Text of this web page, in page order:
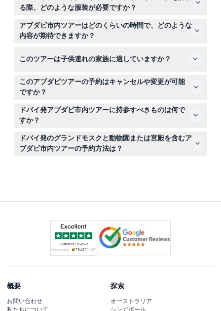
ード・グランドモスク訪問、カスル・アル・ワタンまたは
エミレーツ・パーク・ズーのいずれかの入場、アブダビコ
ーニッシュ沿いの景色の良いドライブと写真撮影停車、ヘ
リテージビレッジの訪問、そして昼食休憩（昼食は含まれ
る際、どのような服装が必要ですか？
服装は控えめであることが必須です。女性は長袖、長ズボ
ンまたはスカート、ヘッドスカーフ（必要に応じて提供）
を着用し、男性はショートパンツや袖なしのトップスを避
け、長ズボンと袖のあるシャツを着るようにしてくださ
い。
アブダビ市内ツアーはどのくらいの時間で、どのような
内容が期待できますか？
どの文化的な名所をめぐり、カスル・アル・ワタンまたは
シュ沿いの景色の良い道をドライブし、写真停車し、指定
された場所で昼食休憩を取ります。
このツアーは子供連れの家族に適していますか？
はい！ エミレーツ・パーク・ズーを訪れる選択肢があ
り、家族や子供向けの楽しく双方向的な野生動物体験があ
り、大人も楽しめる文化的なハイライトと一緒に楽しめま
す。
このアブダビツアーの予約はキャンセルや変更が可能
ですか？
ツアーの24時間前までにキャンセルすれば返金が可能で
す（送金手数料がかかる場合があります）。24時間以内
のキャンセルや無断キャンセルは全額請求されます。返金
は予約時に使用した同じカードに戻されます。
ドバイ発アブダビ市内ツアーに持参すべきものは何で
すか？
入場のための有効なIDやパスポート、歩きやすい靴、宗教
施設のための控えめな服装を持参してください。カメラと
水も忘れずに。昼食は含まれていないので、計画を立てて
ドバイ発のグランドモスクと動物園または宮殿を含むア
ブダビ市内ツアーの予約方法は？
概要
お問い合わせ
私たちについて
探索
オーストラリア
シンガポール